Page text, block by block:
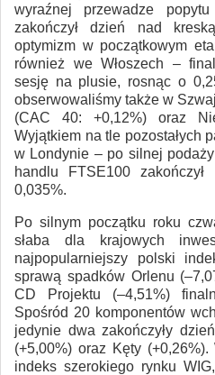
wyraźnej przewadze
zakończył dzień nad
optymizm w początkowym
również we Włoszech –
sesję na plusie, rosnąc o
obserwowaliśmy także w
(CAC 40: +0,12%) oraz
Wyjątkiem na tle pozostałych
w Londynie – po silnej
handlu FTSE100
0,035%.
Po silnym początku roku
słaba dla krajowych
najpopularniejszy polski
sprawą spadków Orlenu
CD Projektu (–4,51%)
Spośród 20 komponentów
jedynie dwa zakończyły
(+5,00%) oraz Kęty
indeks szerokiego rynku